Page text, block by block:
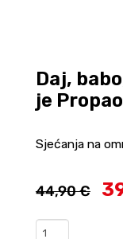
Daj,
je
Sjećanja na
44,90 €